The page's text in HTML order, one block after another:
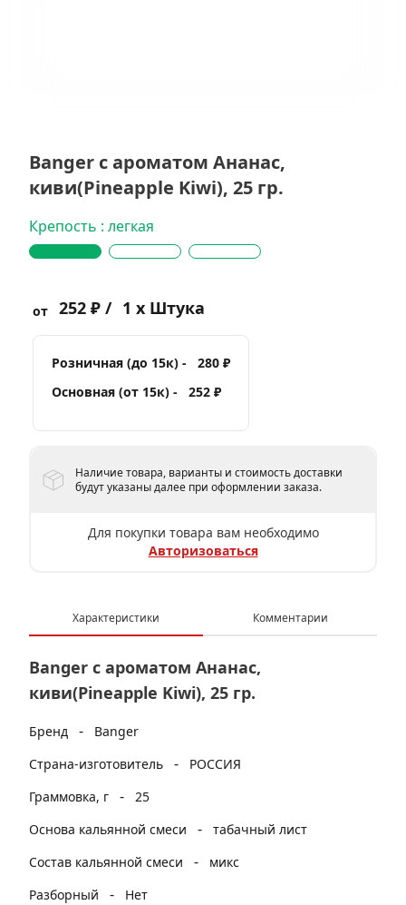
Banger с ароматом Ананас,
киви(Pineapple Kiwi), 25 гр.
Крепость : легкая
от 252 ₽ / 1 x Штука
Розничная (до 15к) -
280 ₽
Основная (от 15к) -
252 ₽
Наличие товара, варианты и стоимость доставки
будут указаны далее при оформлении заказа.
Для покупки товара вам необходимо
Авторизоваться
Характеристики Комментарии
Banger с ароматом Ананас,
киви(Pineapple Kiwi), 25 гр.
Бренд -
Banger
Страна-изготовитель
-
РОССИЯ
Граммовка, г
- 25
Основа кальянной смеси
- табачный лист
Состав кальянной смеси
-
микс
Разборный
- Нет